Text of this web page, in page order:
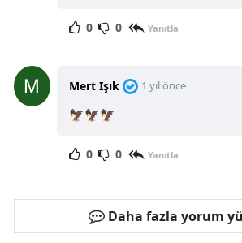
0 0 Yanıtla
Mert Işık 1 yıl önce
🦅🦅🦅
0 0 Yanıtla
Daha fazla yorum